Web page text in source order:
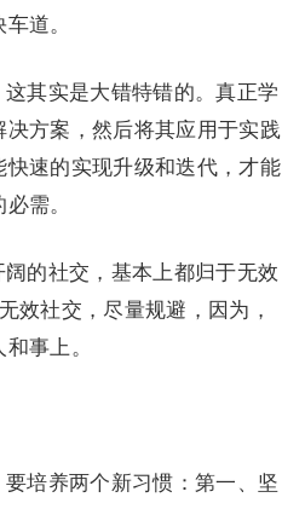
道。
其实是大错特错的。真正学
方案，然后将其应用于实践
速的实现升级和迭代，才能
需。
的社交，基本上都归于无效
效社交，尽量规避，因为，
事上。
培养两个新习惯：第一、坚